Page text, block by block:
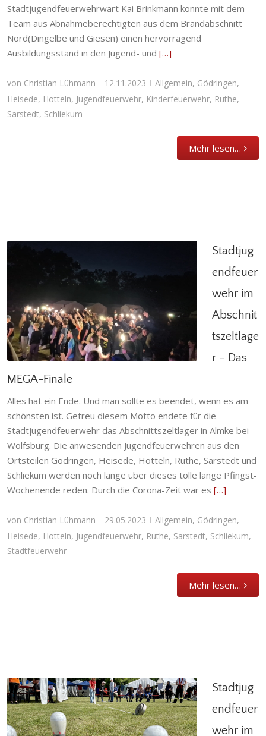
Stadtjugendfeuerwehrwart Kai Brinkmann konnte mit dem
Team aus Abnahmeberechtigten aus dem Brandabschnitt
Nord(Dingelbe und Giesen) einen hervorragend
Ausbildungsstand in den Jugend- und […]
von Christian Lühmann | 12.11.2023 | Allgemein, Gödringen,
Heisede, Hotteln, Jugendfeuerwehr, Kinderfeuerwehr, Ruthe,
Sarstedt, Schliekum
Mehr lesen…
Stadtjugendfeuerwehr im Abschnittszeltlager
– Das MEGA-Finale
Allgemein,Gödringen,Heisede,Hotteln
Jugendfeuerwehr,Ruthe,Sarstedt,Schliekum
Stadtfeuerwehr
Stadtjug
endfeuer
wehr im
Abschnit
tszeltlage
r – Das
MEGA-Finale
Alles hat ein Ende. Und man sollte es beendet, wenn es am
schönsten ist. Getreu diesem Motto endete für die
Stadtjugendfeuerwehr das Abschnittszeltlager in Almke bei
Wolfsburg. Die anwesenden Jugendfeuerwehren aus den
Ortsteilen Gödringen, Heisede, Hotteln, Ruthe, Sarstedt und
Schliekum werden noch lange über dieses tolle lange Pfingst-
Wochenende reden. Durch die Corona-Zeit war es […]
von Christian Lühmann | 29.05.2023 | Allgemein, Gödringen,
Heisede, Hotteln, Jugendfeuerwehr, Ruthe, Sarstedt, Schliekum,
Stadtfeuerwehr
Mehr lesen…
Stadtjug
endfeuer
wehr im